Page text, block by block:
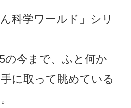
科学ワールド」シリ
の今まで、ふと何か
に取って眺めている